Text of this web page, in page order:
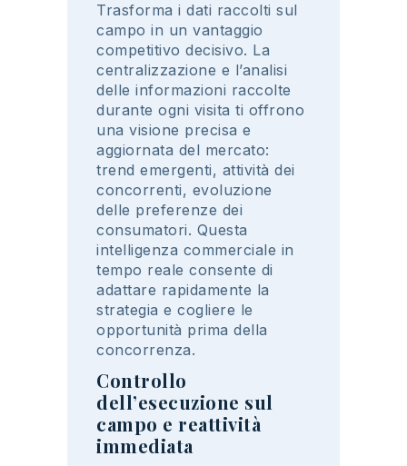
Trasforma i dati raccolti sul
campo in un vantaggio
competitivo decisivo. La
centralizzazione e l’analisi
delle informazioni raccolte
durante ogni visita ti offrono
una visione precisa e
aggiornata del mercato:
trend emergenti, attività dei
concorrenti, evoluzione
delle preferenze dei
consumatori. Questa
intelligenza commerciale in
tempo reale consente di
adattare rapidamente la
strategia e cogliere le
opportunità prima della
concorrenza.
Controllo
dell’esecuzione sul
campo e reattività
immediata